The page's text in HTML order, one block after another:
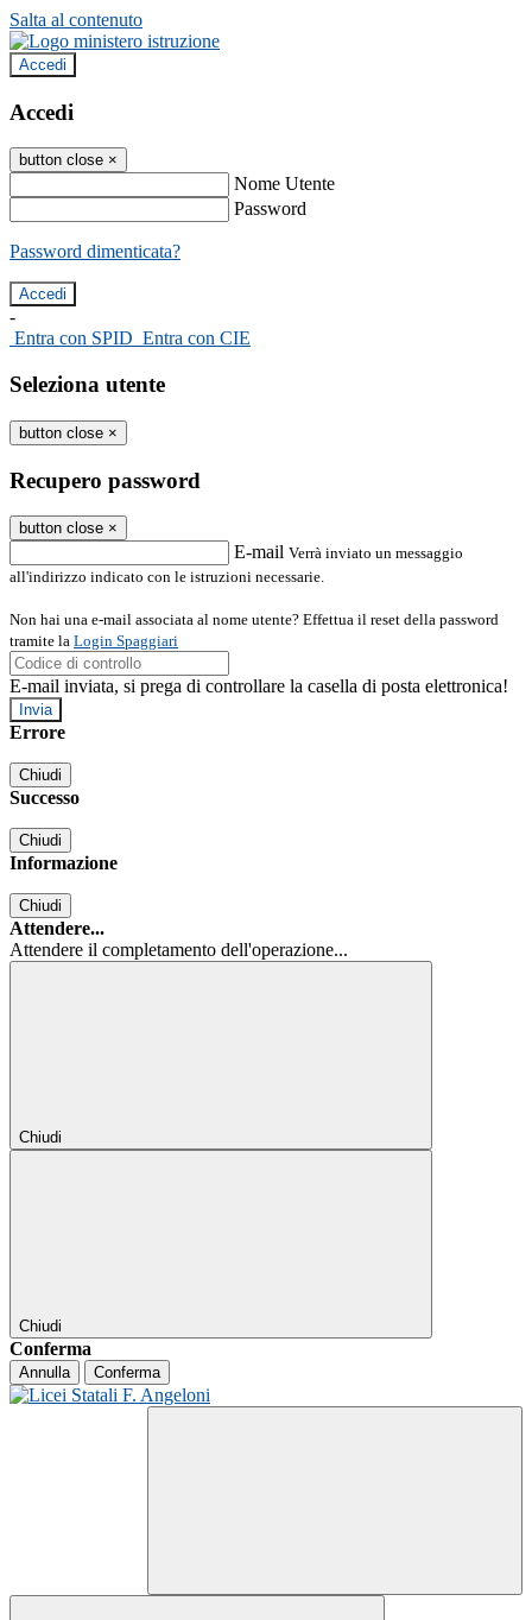
Salta al contenuto
Accedi
Accedi
button close ×
Nome Utente
Password
Password dimenticata?
-
Entra con SPID Entra con CIE
Seleziona utente
button close ×
Recupero password
button close ×
E-mail Verrà inviato un messaggio
all'indirizzo indicato con le istruzioni necessarie.
Non hai una e-mail associata al nome utente? Effettua il reset della password
tramite la Login Spaggiari
E-mail inviata, si prega di controllare la casella di posta elettronica!
Errore
Chiudi
Successo
Chiudi
Informazione
Chiudi
Attendere...
Attendere il completamento dell'operazione...
Chiudi
Chiudi
Conferma
Annulla Conferma